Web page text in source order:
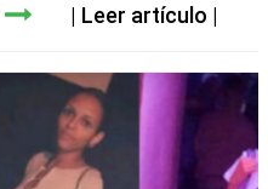
Leer artículo